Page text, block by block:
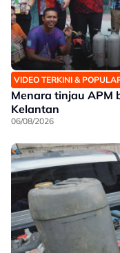
VIDEO TERKINI &
Menara tinjau APM
Kelantan
06/08/2026